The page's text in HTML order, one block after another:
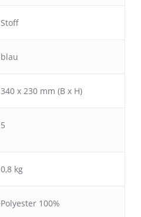
Stoff
blau
340 x 230 mm (B x H)
5
0,8 kg
Polyester 100%